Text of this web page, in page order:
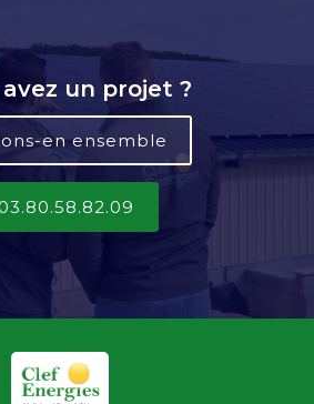
un projet ?
en ensemble